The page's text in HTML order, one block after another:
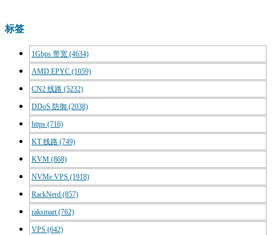
标签
1Gbps 带宽 (4634)
AMD EPYC (1059)
CN2 线路 (5232)
DDoS 防御 (2038)
https (716)
KT 线路 (749)
KVM (868)
NVMe VPS (1918)
RackNerd (857)
raksmart(762)
VPS (642)